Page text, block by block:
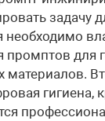
задачу
необходимо
промптов для
материалов.
гигиена,